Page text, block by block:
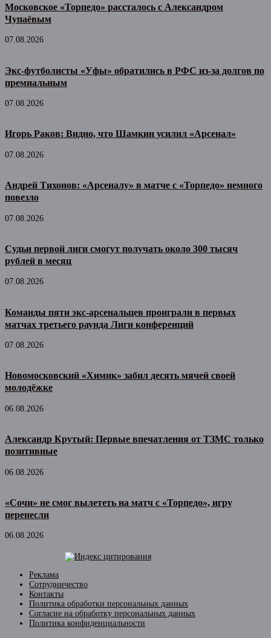
Московское «Торпедо» рассталось с Александром
Чупаёвым
07.08.2026
Экс-футболисты «Уфы» обратились в РФС из-за долгов по
премиальным
07.08.2026
Игорь Раков: Видно, что Шамкин усилил «Арсенал»
07.08.2026
Андрей Тихонов: «Арсеналу» в матче с «Торпедо» немного
повезло
07.08.2026
Судьи первой лиги смогут получать около 300 тысяч
рублей в месяц
07.08.2026
Команды пяти экс-арсенальцев проиграли в первых
матчах третьего раунда Лиги конференций
07.08.2026
Новомосковский «Химик» забил десять мячей своей
молодёжке
06.08.2026
Александр Крутый: Первые впечатления от ТЗМС только
позитивные
06.08.2026
«Сочи» не смог вылететь на матч с «Торпедо», игру
перенесли
06.08.2026
Реклама
Сотрудничество
Контакты
Политика обработки персональных данных
Согласие на обработку персональных данных
Политика конфиденциальности